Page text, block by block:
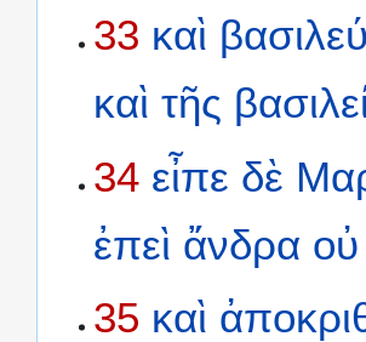
33 καὶ
καὶ τῆς
34 εἶπε δὲ
ἐπεὶ ἄνδρα οὐ
35 καὶ